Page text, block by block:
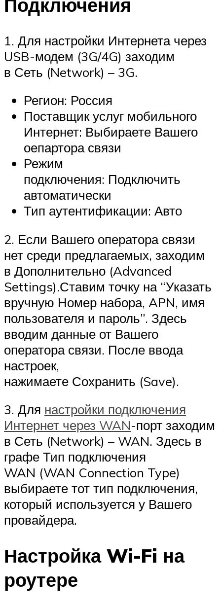
1. Для настройки Интернета через
USB-модем (3G/4G) заходим
в Сеть (Network) – 3G.
Регион: Россия
Поставщик услуг мобильного
Интернет: Выбираете Вашего
оепартора связи
Режим
подключения: Подключить
автоматически
Тип аутентификации: Авто
2. Если Вашего оператора связи
нет среди предлагаемых, заходим
в Дополнительно (Advanced
Settings).Ставим точку на “Указать
вручную Номер набора, APN, имя
пользователя и пароль”. Здесь
вводим данные от Вашего
оператора связи. После ввода
настроек,
нажимаете Сохранить (Save).
3. Для настройки подключения
Интернет через WAN-порт заходим
в Сеть (Network) – WAN. Здесь в
графе Тип подключения
WAN (WAN Connection Type)
выбираете тот тип подключения,
который используется у Вашего
провайдера.
Настройка Wi-Fi на
роутере